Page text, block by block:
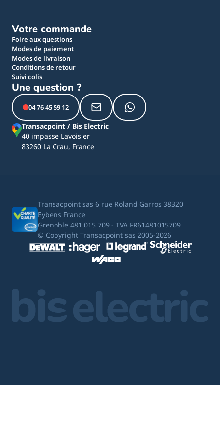
Votre commande
Foire aux questions
Modes de paiement
Modes de livraison
Conditions de retour
Suivi colis
Une question ?
04 76 45 59 12
Transacpoint / Bis Electric
40 impasse Lavoisier
83260 La Crau, France
Transacpoint sas 6 rue Roland Garros 38320
Eybens France
Grenoble 481 015 709 - TVA FR61481015709
© Copyright Transacpoint sas 2005-2026